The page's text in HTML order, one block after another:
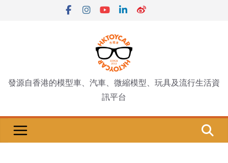
發源自香港的模型車、汽車、微縮模型、玩具及流行生活資
訊平台